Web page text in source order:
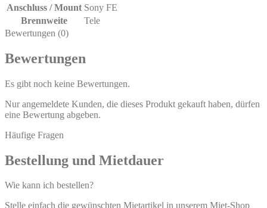
Anschluss / Mount Sony FE
Brennweite
Tele
Bewertungen (0)
Bewertungen
Es gibt noch keine Bewertungen.
Nur angemeldete Kunden, die dieses Produkt gekauft haben, dürfen
eine Bewertung abgeben.
Häufige Fragen
Bestellung und Mietdauer
Wie kann ich bestellen?
Stelle einfach die gewünschten Mietartikel in unserem Miet-Shop